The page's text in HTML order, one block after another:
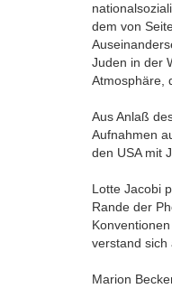
dem von
Juden in der
Atmosphäre,
Aus Anlaß
Aufnahmen
den USA mit
Lotte Jacobi
Rande der
verstand sich
Marion